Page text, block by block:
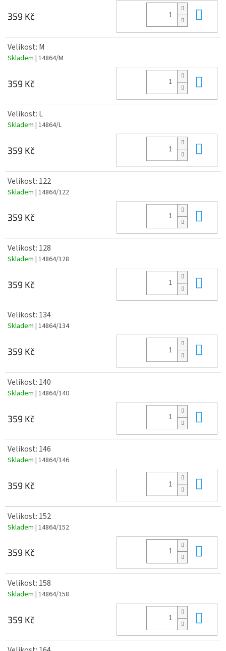
359 Kč
Velikost: M
Skladem | 14864/M
359 Kč
Velikost: L
Skladem | 14864/L
359 Kč
Velikost: 122
Skladem | 14864/122
359 Kč
Velikost: 128
Skladem | 14864/128
359 Kč
Velikost: 134
Skladem | 14864/134
359 Kč
Velikost: 140
Skladem | 14864/140
359 Kč
Velikost: 146
Skladem | 14864/146
359 Kč
Velikost: 152
Skladem | 14864/152
359 Kč
Velikost: 158
Skladem | 14864/158
359 Kč